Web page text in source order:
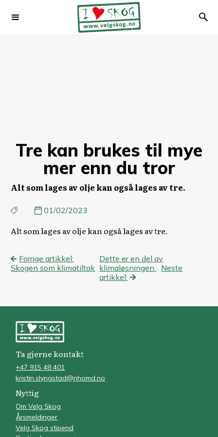
Tre kan brukes til mye
mer enn du tror
Alt som lages av olje kan også lages av tre.
01/02/2023
Alt som lages av olje kan også lages av tre.
Innleggsnavigasjon
Forrige artikkel:
Skogen som klimatiltak
Dette er en del av
klimaløsningen
Neste
artikkel:
Ta gjerne kontakt
+47 915 48 401
kristin.slyngstad@nhomd.no
Nyttig
Om Velg Skog
Årsmeldinger
Velg Skog stipend